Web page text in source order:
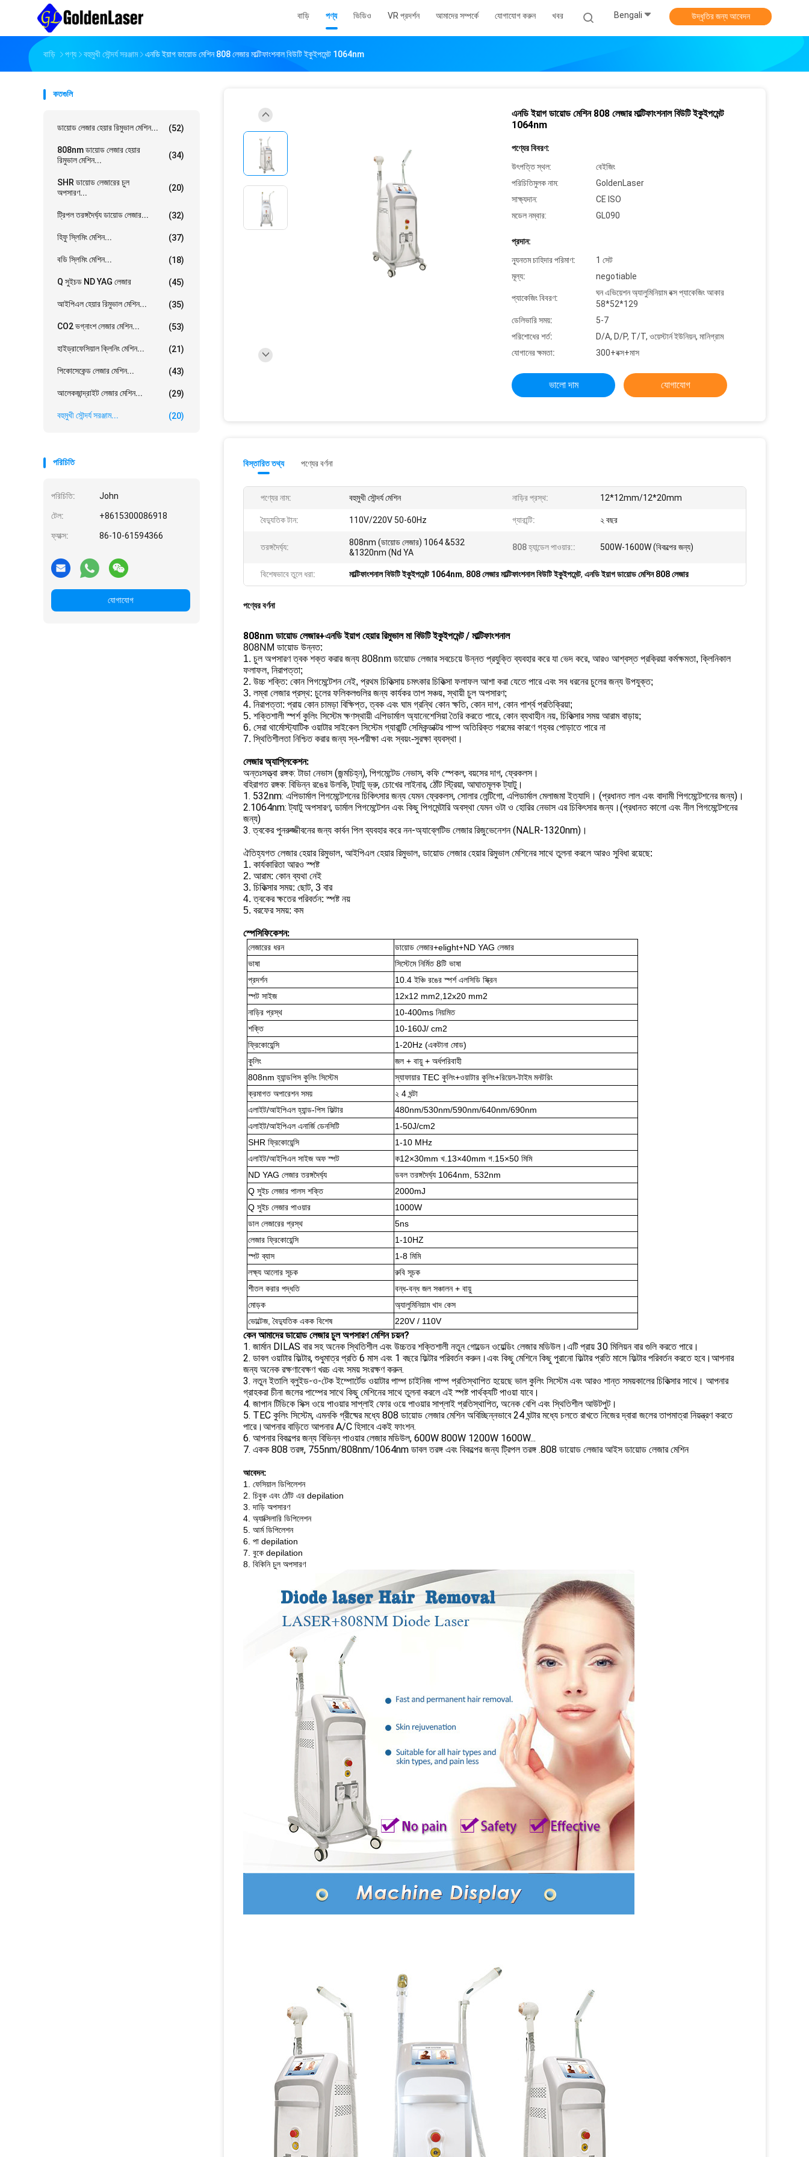
বাড়ি পণ্য ভিডিও VR প্রদর্শন আমাদের সম্পর্কে যোগাযোগ করুন খবর Bengali উদ্ধৃতির জন্য আবেদন
বাড়ি পণ্য বহুমুখী সৌন্দর্য সরঞ্জাম এনডি ইয়াগ ডায়োড মেশিন 808 লেজার মাল্টিফাংশনাল বিউটি ইকুইপমেন্ট 1064nm
কতগুলি
ডায়োড লেজার হেয়ার রিমুভাল মেশিন... (52)
808nm ডায়োড লেজার হেয়ার
রিমুভাল মেশিন...
(34)
SHR ডায়োড লেজারের চুল
অপসারণ...
(20)
ট্রিপল তরঙ্গদৈর্ঘ্য ডায়োড লেজার... (32)
হিফু স্লিমিং মেশিন... (37)
বডি স্লিমিং মেশিন... (18)
Q সুইচড ND YAG লেজার (45)
আইপিএল হেয়ার রিমুভাল মেশিন... (35)
CO2 ভগ্নাংশ লেজার মেশিন... (53)
হাইড্রাফেসিয়াল ক্লিনিং মেশিন... (21)
পিকোসেকেন্ড লেজার মেশিন... (43)
আলেকজান্দ্রাইট লেজার মেশিন... (29)
বহুমুখী সৌন্দর্য সরঞ্জাম... (20)
পরিচিতি
পরিচিতি: John
টেল: +8615300086918
ফ্যাক্স: 86-10-61594366
যোগাযোগ
এনডি ইয়াগ ডায়োড মেশিন 808 লেজার মাল্টিফাংশনাল বিউটি ইকুইপমেন্ট
1064nm
পণ্যের বিবরণ:
উৎপত্তি স্থল:
বেইজিং
পরিচিতিমুলক নাম:
GoldenLaser
সাক্ষ্যদান:
CE ISO
মডেল নম্বার:
GL090
প্রদান:
ন্যূনতম চাহিদার পরিমাণ:
1 সেট
মূল্য:
negotiable
প্যাকেজিং বিবরণ:
ঘন এভিয়েশন অ্যালুমিনিয়াম বক্স প্যাকেজিং আকার
58*52*129
ডেলিভারি সময়:
5-7
পরিশোধের শর্ত:
D/A, D/P, T/T, ওয়েস্টার্ন ইউনিয়ন, মানিগ্রাম
যোগানের ক্ষমতা:
300+বক্স+মাস
ভালো দাম যোগাযোগ
বিস্তারিত তথ্য পণ্যের বর্ণনা
পণ্যের নাম: বহুমুখী সৌন্দর্য মেশিন নাড়ির প্রস্থ: 12*12mm/12*20mm
বৈদ্যুতিক টান: 110V/220V 50-60Hz গ্যারান্টি: ২ বছর
তরঙ্গদৈর্ঘ্য:
808nm (ডায়োড লেজার) 1064 &532
&1320nm (Nd YA
808 হ্যান্ডেল পাওয়ার:: 500W-1600W (বিকল্পের জন্য)
বিশেষভাবে তুলে ধরা: মাল্টিফাংশনাল বিউটি ইকুইপমেন্ট 1064nm, 808 লেজার মাল্টিফাংশনাল বিউটি ইকুইপমেন্ট, এনডি ইয়াগ ডায়োড মেশিন 808 লেজার
পণ্যের বর্ণনা
808nm ডায়োড লেজার+এনডি ইয়াগ হেয়ার রিমুভাল মা বিউটি ইকুইপমেন্ট / মাল্টিফাংশনাল
808NM ডায়োড উন্নত:
1. চুল অপসারণ ত্বক শক্ত করার জন্য 808nm ডায়োড লেজার সবচেয়ে উন্নত প্রযুক্তি ব্যবহার করে যা ভেদ করে, আরও আশ্বস্ত প্রক্রিয়া কর্মক্ষমতা, ক্লিনিকাল
ফলাফল, নিরাপত্তা;
2. উচ্চ শক্তি: কোন পিগমেন্টেশন নেই, প্রথম চিকিত্সায় চমৎকার চিকিত্সা ফলাফল আশা করা যেতে পারে এবং সব ধরনের চুলের জন্য উপযুক্ত;
3. লম্বা লেজার প্রস্থ: চুলের ফলিকলগুলির জন্য কার্যকর তাপ সঞ্চয়, স্থায়ী চুল অপসারণ;
4. নিরাপত্তা: প্রায় কোন চামড়া বিক্ষিপ্ত, ত্বক এবং ঘাম গ্রন্থি কোন ক্ষতি, কোন দাগ, কোন পার্শ্ব প্রতিক্রিয়া;
5. শক্তিশালী স্পর্শ কুলিং সিস্টেম ক্ষণস্থায়ী এপিডার্মাল অ্যানেশেসিয়া তৈরি করতে পারে, কোন ব্যথাহীন নয়, চিকিত্সার সময় আরাম বাড়ায়;
6. সেরা থার্মোস্ট্যাটিক ওয়াটার সাইকেল সিস্টেম গ্যারান্টি সেমিকন্ডাক্টর পাম্প অতিরিক্ত গরমের কারণে গহ্বর পোড়াতে পারে না
7. স্থিতিশীলতা নিশ্চিত করার জন্য স্ব-পরীক্ষা এবং স্বয়ং-সুরক্ষা ব্যবস্থা।
লেজার অ্যাপ্লিকেশন:
অন্তঃসত্ত্বা রঙ্গক: টাডা নেভাস (জন্মচিহ্ন), পিগমেন্টেড নেভাস, কফি স্পেকল, বয়সের দাগ, ফ্রেকলস।
বহিরাগত রঙ্গক: বিভিন্ন রঙের উলকি, ট্যাটু ভ্রু, চোখের লাইনার, ঠোঁট স্ট্রিয়া, আঘাতমূলক ট্যাটু।
1. 532nm: এপিডার্মাল পিগমেন্টেশনের চিকিৎসার জন্য যেমন ফ্রেকলস, সোলার লেন্টিগো, এপিডার্মাল মেলাজমা ইত্যাদি। (প্রধানত লাল এবং বাদামী পিগমেন্টেশনের জন্য)।
2.1064nm: ট্যাটু অপসারণ, ডার্মাল পিগমেন্টেশন এবং কিছু পিগমেন্টারি অবস্থা যেমন ওটা ও হোরির নেভাস এর চিকিৎসার জন্য।(প্রধানত কালো এবং নীল পিগমেন্টেশনের
জন্য)
3. ত্বকের পুনরুজ্জীবনের জন্য কার্বন পিল ব্যবহার করে নন-অ্যাব্লেটিভ লেজার রিজুভেনেশন (NALR-1320nm)।
ঐতিহ্যগত লেজার হেয়ার রিমুভাল, আইপিএল হেয়ার রিমুভাল, ডায়োড লেজার হেয়ার রিমুভাল মেশিনের সাথে তুলনা করলে আরও সুবিধা রয়েছে:
1. কার্যকারিতা আরও স্পষ্ট
2. আরাম: কোন ব্যথা নেই
3. চিকিত্সার সময়: ছোট, 3 বার
4. ত্বকের ক্ষতের পরিবর্তন: স্পষ্ট নয়
5. বরফের সময়: কম
স্পেসিফিকেশন:
লেজারের ধরন
ডায়োড লেজার+elight+ND YAG লেজার
ভাষা
সিস্টেমে নির্মিত 8টি ভাষা
প্রদর্শন
10.4 ইঞ্চি রঙের স্পর্শ এলসিডি স্ক্রিন
স্পট সাইজ
12x12 mm2,12x20 mm2
নাড়ির প্রস্থ
10-400ms নিয়মিত
শক্তি
10-160J/ cm2
ফ্রিকোয়েন্সি
1-20Hz (একটানা মোড)
কুলিং
জল + বায়ু + অর্ধপরিবাহী
808nm হ্যান্ডপিস কুলিং সিস্টেম
স্যাফায়ার TEC কুলিং+ওয়াটার কুলিং+রিয়েল-টাইম মনটরিং
ক্রমাগত অপারেশন সময়
২ 4 ঘন্টা
এলাইট/আইপিএল হ্যান্ড-পিস ফিল্টার
480nm/530nm/590nm/640nm/690nm
এলাইট/আইপিএল এনার্জি ডেনসিটি
1-50J/cm2
SHR ফ্রিকোয়েন্সি
1-10 MHz
এলাইট/আইপিএল সাইজ অফ স্পট
ক12×30mm খ.13×40mm গ.15×50 মিমি
ND YAG লেজার তরঙ্গদৈর্ঘ্য
ডবল তরঙ্গদৈর্ঘ্য 1064nm, 532nm
Q সুইচ লেজার পালস শক্তি
2000mJ
Q সুইচ লেজার পাওয়ার
1000W
ডাল লেজারের প্রস্থ
5ns
লেজার ফ্রিকোয়েন্সি
1-10HZ
স্পট ব্যাস
1-8 মিমি
লক্ষ্য আলোর সূচক
রুবি সূচক
শীতল করার পদ্ধতি
বন্ধ-বন্ধ জল সঞ্চালন + বায়ু
মোড়ক
অ্যালুমিনিয়াম খাদ কেস
ভোল্টেজ, বৈদ্যুতিক একক বিশেষ
220V / 110V
কেন আমাদের ডায়োড লেজার চুল অপসারণ মেশিন চয়ন?
1. জার্মান DILAS বার সহ অনেক স্থিতিশীল এবং উচ্চতর শক্তিশালী নতুন গোল্ডেন ওয়েল্ডিং লেজার মডিউল।এটি প্রায় 30 মিলিয়ন বার গুলি করতে পারে।
2. ডাবল ওয়াটার ফিল্টার, শুধুমাত্র প্রতি 6 মাস এবং 1 বছরে ফিল্টার পরিবর্তন করুন।এবং কিছু মেশিনে কিছু পুরানো ফিল্টার প্রতি মাসে ফিল্টার পরিবর্তন করতে হবে।আপনার
জন্য অনেক রক্ষণাবেক্ষণ খরচ এবং সময় সংরক্ষণ করুন.
3. নতুন ইতালি ব্লুইড-ও-টেক ইম্পোর্টেড ওয়াটার পাম্প চাইনিজ পাম্প প্রতিস্থাপিত হয়েছে ভাল কুলিং সিস্টেম এবং আরও শান্ত সময়কালের চিকিত্সার সাথে। আপনার
গ্রাহকরা চীনা জলের পাম্পের সাথে কিছু মেশিনের সাথে তুলনা করলে এই স্পষ্ট পার্থক্যটি পাওয়া যাবে।
4. জাপান টিডিকে সিক্স ওয়ে পাওয়ার সাপ্লাই ফোর ওয়ে পাওয়ার সাপ্লাই প্রতিস্থাপিত, অনেক বেশি এবং স্থিতিশীল আউটপুট।
5. TEC কুলিং সিস্টেম, এমনকি গ্রীষ্মের মধ্যে 808 ডায়োড লেজার মেশিন অবিচ্ছিন্নভাবে 24 ঘন্টার মধ্যে চলতে রাখতে নিজের দ্বারা জলের তাপমাত্রা নিয়ন্ত্রণ করতে
পারে।আপনার বাড়িতে আপনার A/C হিসাবে একই ফাংশন.
6. আপনার বিকল্পের জন্য বিভিন্ন পাওয়ার লেজার মডিউল, 600W 800W 1200W 1600W...
7. একক 808 তরঙ্গ, 755nm/808nm/1064nm ডাবল তরঙ্গ এবং বিকল্পের জন্য ট্রিপল তরঙ্গ .808 ডায়োড লেজার আইস ডায়োড লেজার মেশিন
আবেদন:
1. ফেসিয়াল ডিপিলেশন
2. চিবুক এবং ঠোঁট এর depilation
3. দাড়ি অপসারণ
4. অ্যাক্সিলারি ডিপিলেশন
5. আর্ম ডিপিলেশন
6. পা depilation
7. বুকে depilation
8. বিকিনি চুল অপসারণ